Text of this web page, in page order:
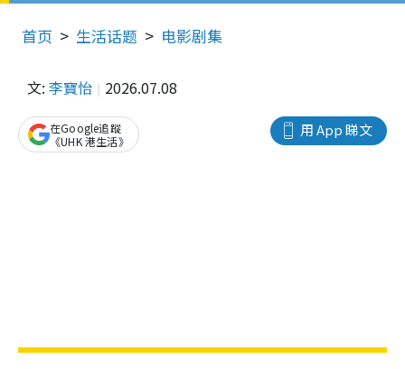
首页 生活话题 电影剧集
文: 李寶怡 2026.07.08
用 App 睇文
在Google追蹤
《UHK 港生活》